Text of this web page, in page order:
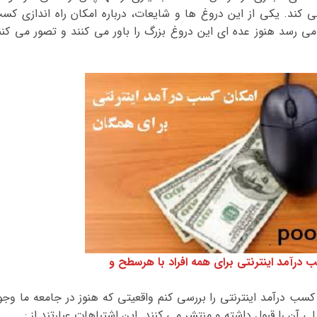
یکی از این دروغ ها و شایعات، درباره امکان راه اندازی
رسد هنوز عده ای این دروغ بزرگ را باور می کنند و تصور می
اینترنتی برای همه افراد با هرسطح و
درآمد اینترنتی را بررسی کنم واقعیتی که هنوز در جامعه ما